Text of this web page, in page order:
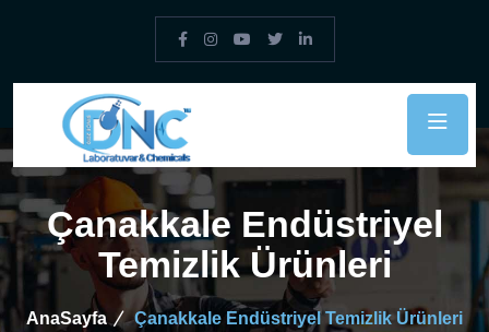
Çanakkale Endüstriyel
Temizlik Ürünleri
AnaSayfa Çanakkale Endüstriyel Temizlik Ürünleri